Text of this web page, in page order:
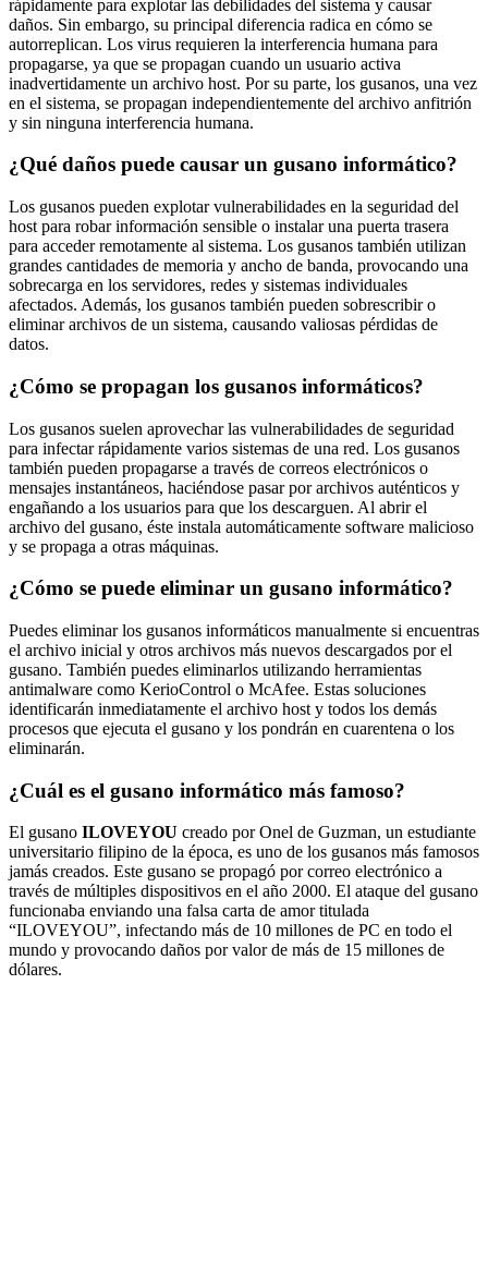
rápidamente para explotar las debilidades del sistema y causar
daños. Sin embargo, su principal diferencia radica en cómo se
autorreplican. Los virus requieren la interferencia humana para
propagarse, ya que se propagan cuando un usuario activa
inadvertidamente un archivo host. Por su parte, los gusanos, una vez
en el sistema, se propagan independientemente del archivo anfitrión
y sin ninguna interferencia humana.
¿Qué daños puede causar un gusano informático?
Los gusanos pueden explotar vulnerabilidades en la seguridad del
host para robar información sensible o instalar una puerta trasera
para acceder remotamente al sistema. Los gusanos también utilizan
grandes cantidades de memoria y ancho de banda, provocando una
sobrecarga en los servidores, redes y sistemas individuales
afectados. Además, los gusanos también pueden sobrescribir o
eliminar archivos de un sistema, causando valiosas pérdidas de
datos.
¿Cómo se propagan los gusanos informáticos?
Los gusanos suelen aprovechar las vulnerabilidades de seguridad
para infectar rápidamente varios sistemas de una red. Los gusanos
también pueden propagarse a través de correos electrónicos o
mensajes instantáneos, haciéndose pasar por archivos auténticos y
engañando a los usuarios para que los descarguen. Al abrir el
archivo del gusano, éste instala automáticamente software malicioso
y se propaga a otras máquinas.
¿Cómo se puede eliminar un gusano informático?
Puedes eliminar los gusanos informáticos manualmente si encuentras
el archivo inicial y otros archivos más nuevos descargados por el
gusano. También puedes eliminarlos utilizando herramientas
antimalware como KerioControl o McAfee. Estas soluciones
identificarán inmediatamente el archivo host y todos los demás
procesos que ejecuta el gusano y los pondrán en cuarentena o los
eliminarán.
¿Cuál es el gusano informático más famoso?
El gusano ILOVEYOU creado por Onel de Guzman, un estudiante
universitario filipino de la época, es uno de los gusanos más famosos
jamás creados. Este gusano se propagó por correo electrónico a
través de múltiples dispositivos en el año 2000. El ataque del gusano
funcionaba enviando una falsa carta de amor titulada
“ILOVEYOU”, infectando más de 10 millones de PC en todo el
mundo y provocando daños por valor de más de 15 millones de
dólares.